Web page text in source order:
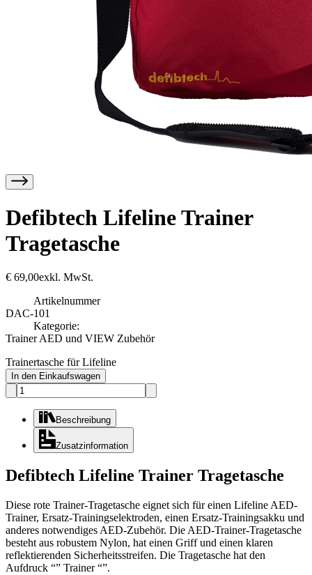
Defibtech Lifeline Trainer
Tragetasche
€ 69,00exkl. MwSt.
Artikelnummer
DAC-101
Kategorie:
Trainer AED und VIEW Zubehör
Trainertasche für Lifeline
In den Einkaufswagen
Beschreibung
Zusatzinformation
Defibtech Lifeline Trainer Tragetasche
Diese rote Trainer-Tragetasche eignet sich für einen Lifeline AED-
Trainer, Ersatz-Trainingselektroden, einen Ersatz-Trainingsakku und
anderes notwendiges AED-Zubehör. Die AED-Trainer-Tragetasche
besteht aus robustem Nylon, hat einen Griff und einen klaren
reflektierenden Sicherheitsstreifen. Die Tragetasche hat den
Aufdruck “” Trainer “”.